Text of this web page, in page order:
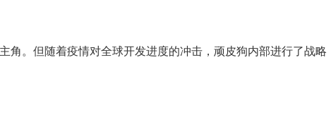
。但随着疫情对全球开发进度的冲击，顽皮狗内部进行了战略